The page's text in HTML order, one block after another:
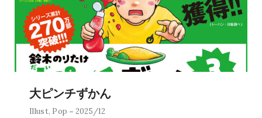
大ピンチずかん
Illust, Pop 2025/12